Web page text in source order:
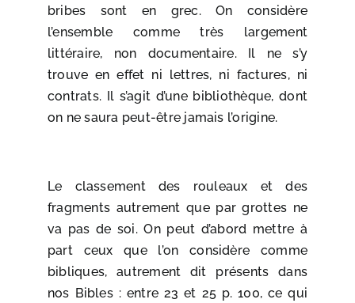
bribes sont en grec. On considère
l’ensemble comme très largement
littéraire, non documentaire. Il ne s’y
trouve en effet ni lettres, ni factures, ni
contrats. Il s’agit d’une bibliothèque, dont
on ne saura peut-être jamais l’origine.
Le classement des rouleaux et des
fragments autrement que par grottes ne
va pas de soi. On peut d’abord mettre à
part ceux que l’on considère comme
bibliques, autrement dit présents dans
nos Bibles : entre 23 et 25 p. 100, ce qui